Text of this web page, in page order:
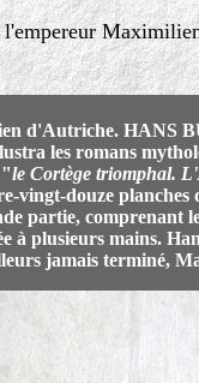
d'Autriche. HANS
les romans
"le Cortège triomphal.
vingt-douze
partie, comprenant
à plusieurs mains.
jamais terminé,